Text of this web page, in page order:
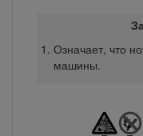
Означает, что
машины.